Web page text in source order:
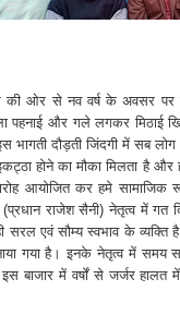
की ओर से नव वर्ष के अवसर
पहनाई और गले लगकर मिठाई
भागती दौड़ती जिंदगी में सब
होने का मौका मिलता है
आयोजित कर हमे
राजेश सैनी) नेतृत्व में गत
सरल एवं सौम्य स्वभाव के
गया है। इनके नेतृत्व में
बाजार में वर्षों से जर्जर